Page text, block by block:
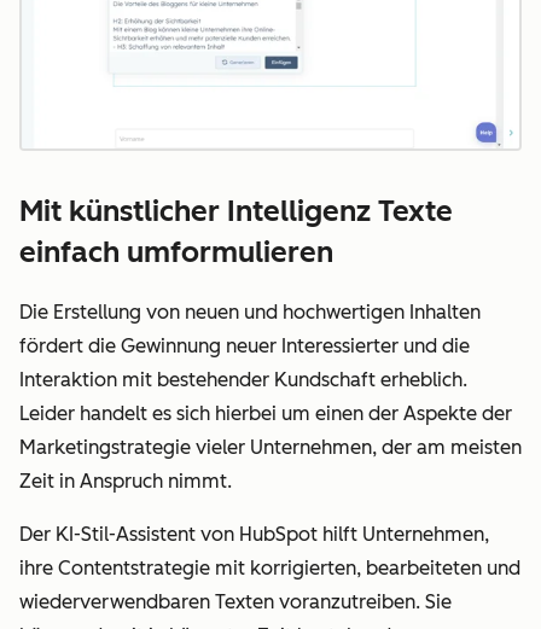
Mit künstlicher Intelligenz Texte
einfach umformulieren
Die Erstellung von neuen und hochwertigen Inhalten
fördert die Gewinnung neuer Interessierter und die
Interaktion mit bestehender Kundschaft erheblich.
Leider handelt es sich hierbei um einen der Aspekte der
Marketingstrategie vieler Unternehmen, der am meisten
Zeit in Anspruch nimmt.
Der KI-Stil-Assistent von HubSpot hilft Unternehmen,
ihre Contentstrategie mit korrigierten, bearbeiteten und
wiederverwendbaren Texten voranzutreiben. Sie